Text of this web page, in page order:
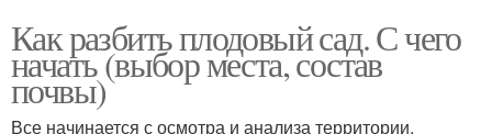
Как разбить плодовый сад. С чего
начать (выбор места, состав
почвы)
Все начинается с осмотра и анализа территории.